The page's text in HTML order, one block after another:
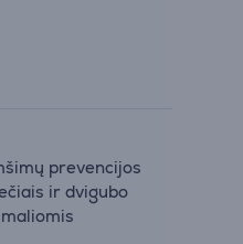
prevencijos
ir dvigubo